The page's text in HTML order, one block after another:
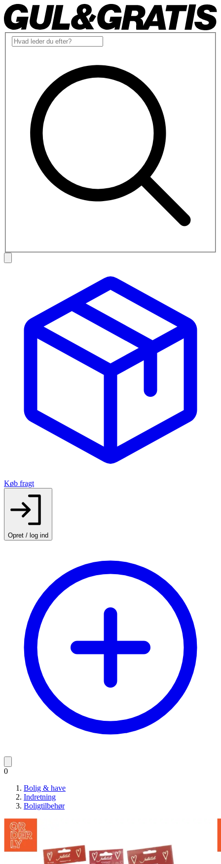
Køb fragt
Opret / log ind
0
Bolig & have
Indretning
Boligtilbehør